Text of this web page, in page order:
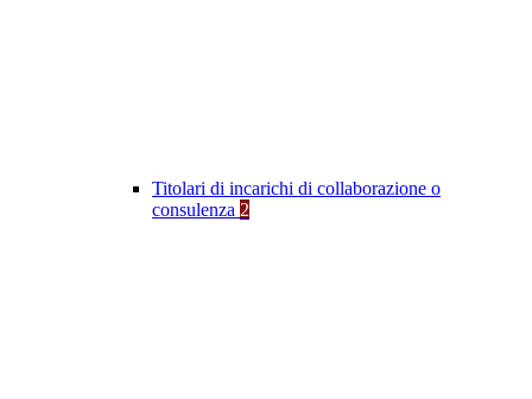
Titolari di incarichi di collaborazione o
consulenza 2